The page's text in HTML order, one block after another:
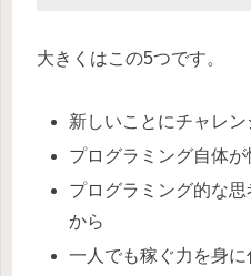
大きくはこの5つです。
新しいことにチャレ
プログラミング自体
プログラミング的な
から
一人でも稼ぐ力を身